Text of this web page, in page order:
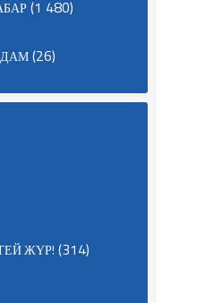
(1 480)
(26)
ЖҮР! (314)